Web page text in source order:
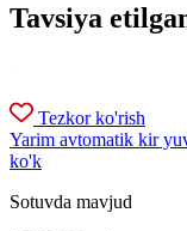
Tavsiya
Tezkor ko'rish
Yarim avtomatik kir
ko'k
Sotuvda mavjud